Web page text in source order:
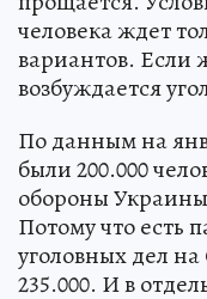
человека ждет
вариантов. Если
возбуждается
По данным на
были 200.000
обороны
Потому что есть
уголовных дел
235.000. И в